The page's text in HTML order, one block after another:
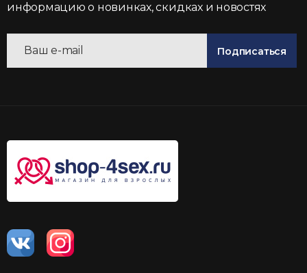
информацию о новинках, скидках и новостях
Подписаться